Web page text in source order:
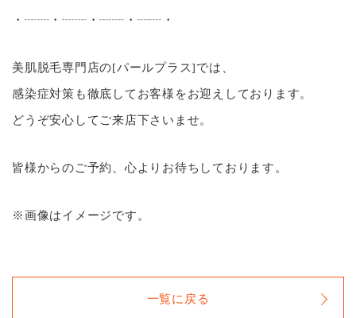
・┈┈・┈┈・┈┈・┈┈・
美肌脱毛専門店の[パールプラス]では、
感染症対策も徹底してお客様をお迎えしております。
どうぞ安心してご来店下さいませ。
皆様からのご予約、心よりお待ちしております。
※画像はイメージです。
一覧に戻る